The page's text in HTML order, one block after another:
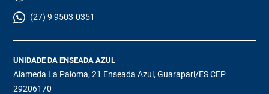
(27) 9 9503-0351
UNIDADE DA ENSEADA AZUL
Alameda La Paloma, 21 Enseada Azul, Guarapari/ES CEP
29206170